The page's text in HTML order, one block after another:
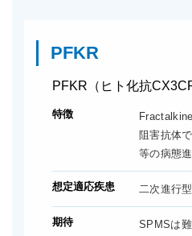
PFKR
PFKR（ヒト化抗
特徴
阻害抗体
等の病態
想定適応疾患 二次進行
期待
SPMSは